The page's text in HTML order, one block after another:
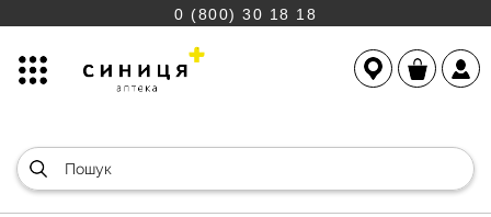
0 (800) 30 18 18